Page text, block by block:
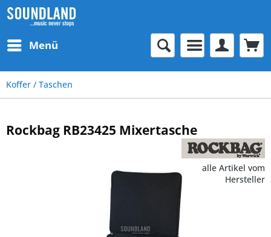
Menü
Koffer / Taschen
Rockbag RB23425 Mixertasche
alle Artikel vom
Hersteller